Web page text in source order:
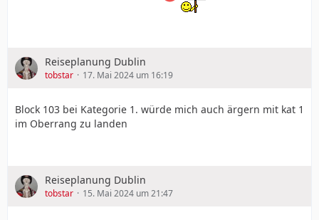
Reiseplanung Dublin
tobstar 17. Mai 2024 um 16:19
Block 103 bei Kategorie 1. würde mich auch ärgern mit kat 1
im Oberrang zu landen
Reiseplanung Dublin
tobstar 15. Mai 2024 um 21:47